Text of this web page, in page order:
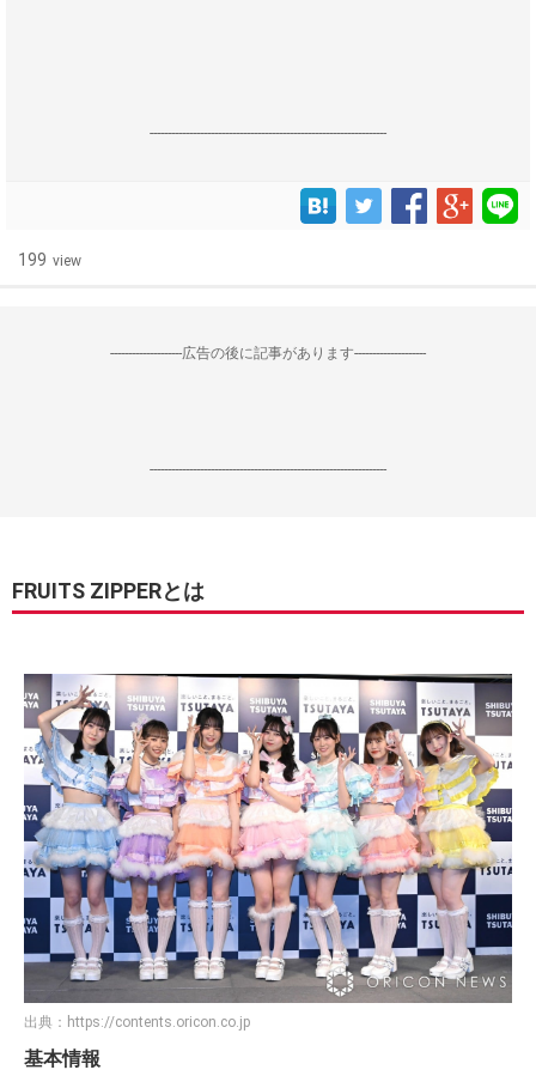
------------------------------------------------------------------
199 view
--------------------広告の後に記事があります--------------------
------------------------------------------------------------------
FRUITS ZIPPERとは
出典： https://contents.oricon.co.jp
基本情報